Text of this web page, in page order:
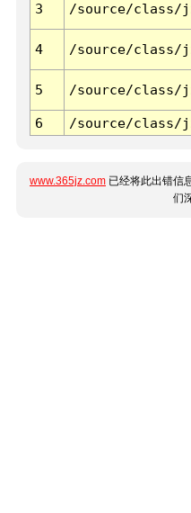
3 /source/class/
4 /source/class/
5 /source/class/
6 /source/class/
www.365jz.com 已经将此出错信
们